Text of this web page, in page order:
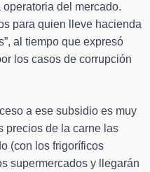
del mercado.
para quien lleve hacienda
al tiempo que expresó
los casos de corrupción
a ese subsidio es muy
precios de la carne las
(con los frigoríficos
supermercados y llegarán